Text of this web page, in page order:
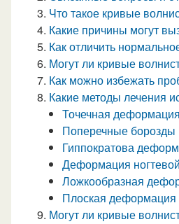
Что такое кривые
Какие причины могут
Как отличить
Могут ли кривые
Как можно избежать
Какие методы лечения
Точечная
Поперечные борозды
Гиппократова
Деформация
Ложкообразная
Плоская деформация
Могут ли кривые